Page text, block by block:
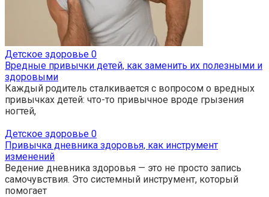
Детское здоровье 0
Вредные привычки детей, как заменить их полезными и
здоровыми
Каждый родитель сталкивается с вопросом о вредных
привычках детей: что-то привычное вроде грызения
ногтей,
Детское здоровье 0
Привычка дневника здоровья, как инструмент
изменений
Ведение дневника здоровья — это не просто запись
самочувствия. Это системный инструмент, который
помогает